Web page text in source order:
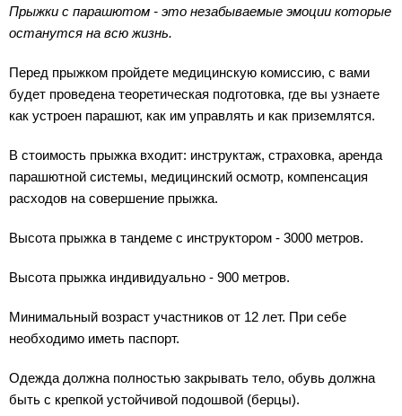
Прыжки с парашютом - это незабываемые эмоции которые
останутся на всю жизнь.
Перед прыжком пройдете медицинскую комиссию, с вами
будет проведена теоретическая подготовка, где вы узнаете
как устроен парашют, как им управлять и как приземлятся.
В стоимость прыжка входит: инструктаж, страховка, аренда
парашютной системы, медицинский осмотр, компенсация
расходов на совершение прыжка.
Высота прыжка в тандеме с инструктором - 3000 метров.
Высота прыжка индивидуально - 900 метров.
Минимальный возраст участников от 12 лет. При себе
необходимо иметь паспорт.
Одежда должна полностью закрывать тело, обувь должна
быть с крепкой устойчивой подошвой (берцы).